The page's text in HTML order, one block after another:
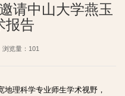
请中山大学燕玉
报告
浏览量： 101
理科学专业师生学术视野，